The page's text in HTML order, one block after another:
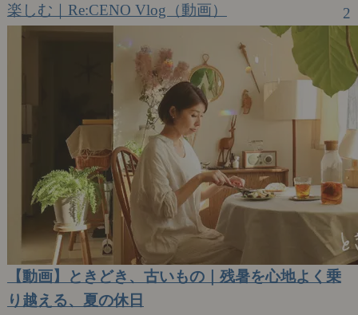
楽しむ｜Re:CENO Vlog（動画）
2
【動画】ときどき、古いもの｜残暑を心地よく乗
り越える、夏の休日